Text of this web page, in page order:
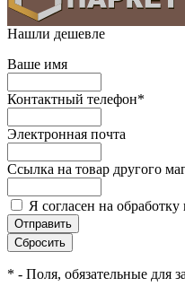
Нашли дешевле
Ваше имя
Контактный телефон*
Электронная почта
Ссылка на товар другого
Я согласен на
* - Поля, обязательные для